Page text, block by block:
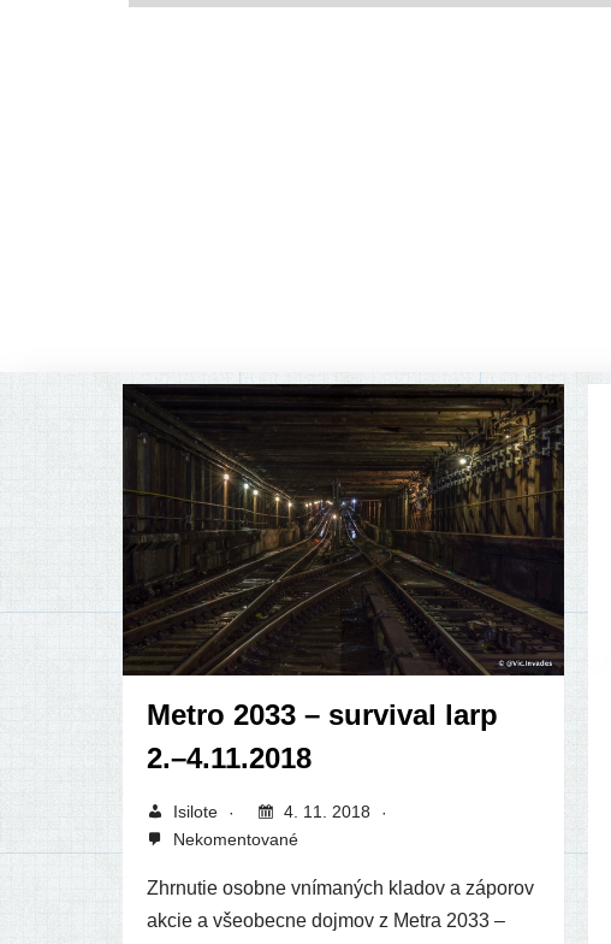
Metro 2033 – survival larp
2.–4.11.2018
Isilote
4. 11. 2018
Nekomentované
Zhrnutie osob­ne vní­ma­ných kla­dov a zápo­rov
akcie a vše­obec­ne doj­mov z Metra 2033 –